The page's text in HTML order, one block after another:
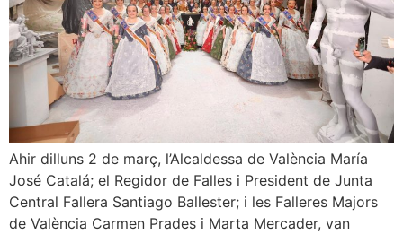
Ahir dilluns 2 de març, l’Alcaldessa de València María
José Catalá; el Regidor de Falles i President de Junta
Central Fallera Santiago Ballester; i les Falleres Majors
de València Carmen Prades i Marta Mercader, van